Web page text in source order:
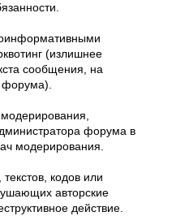
(излишнее
сообщения, на
форума).
форума в
модерирования.
кодов или
авторские
действие.